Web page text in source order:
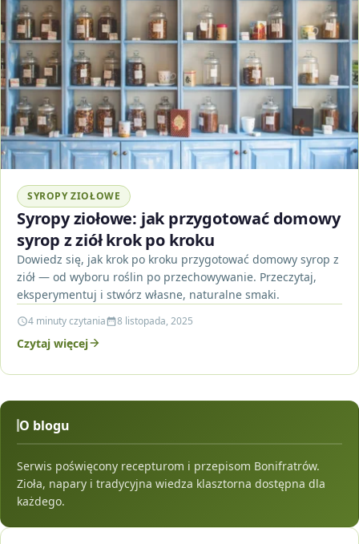
SYROPY ZIOŁOWE
Syropy ziołowe: jak przygotować domowy
syrop z ziół krok po kroku
Dowiedz się, jak krok po kroku przygotować domowy syrop z
ziół — od wyboru roślin po przechowywanie. Przeczytaj,
eksperymentuj i stwórz własne, naturalne smaki.
4 minuty czytania 8 listopada, 2025
Czytaj więcej
O blogu
Serwis poświęcony recepturom i przepisom Bonifratrów.
Zioła, napary i tradycyjna wiedza klasztorna dostępna dla
każdego.